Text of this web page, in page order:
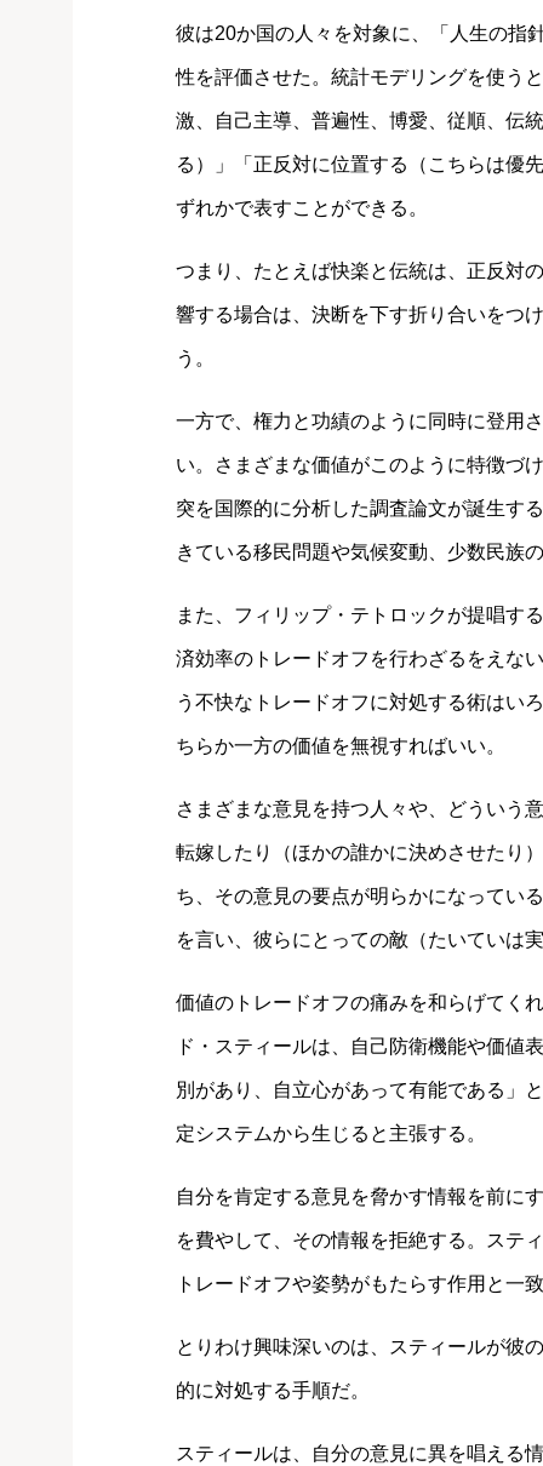
彼は20か国の人々を対象に、「人生の指
性を評価させた。統計モデリングを使う
激、自己主導、普遍性、博愛、従順、伝
る）」「正反対に位置する（こちらは優
ずれかで表すことができる。
つまり、たとえば快楽と伝統は、正反対
響する場合は、決断を下す折り合いをつ
う。
一方で、権力と功績のように同時に登用
い。さまざまな価値がこのように特徴づ
突を国際的に分析した調査論文が誕生す
きている移民問題や気候変動、少数民族
また、フィリップ・テトロックが提唱す
済効率のトレードオフを行わざるをえな
う不快なトレードオフに対処する術はい
ちらか一方の価値を無視すればいい。
さまざまな意見を持つ人々や、どういう
転嫁したり（ほかの誰かに決めさせたり
ち、その意見の要点が明らかになってい
を言い、彼らにとっての敵（たいていは
価値のトレードオフの痛みを和らげてく
ド・スティールは、自己防衛機能や価値
別があり、自立心があって有能である」
定システムから生じると主張する。
自分を肯定する意見を脅かす情報を前に
を費やして、その情報を拒絶する。ステ
トレードオフや姿勢がもたらす作用と一
とりわけ興味深いのは、スティールが彼
的に対処する手順だ。
スティールは、自分の意見に異を唱える